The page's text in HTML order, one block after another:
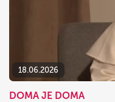
18.06.2026
DOMA JE DOMA